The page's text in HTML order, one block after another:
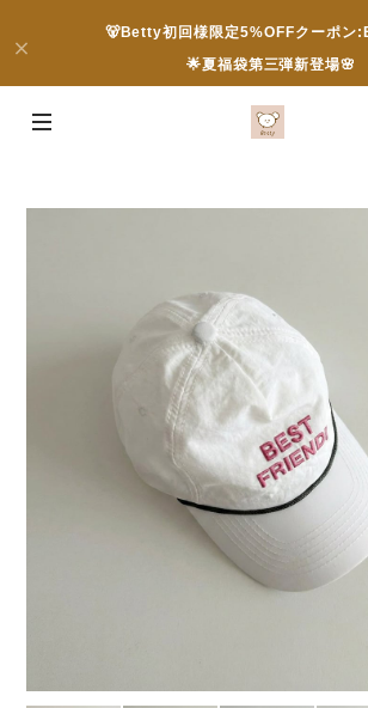
🐻Betty初回様限定5%OFFクーポン
🌟夏福袋第三弾新登場🌸